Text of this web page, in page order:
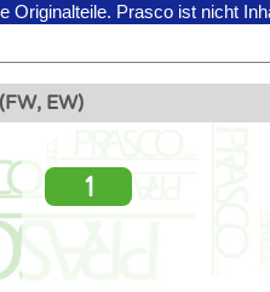
Originalteile. Prasco ist nicht
EW)
1